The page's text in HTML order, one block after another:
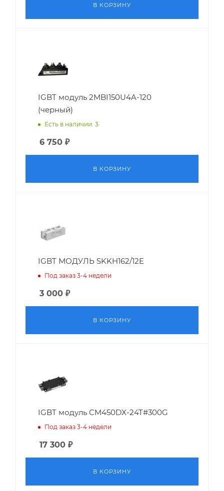
В КОРЗИНУ
IGBT модуль 2MBI150U4A-120
(черный)
Есть в наличии: 3
6 750 ₽
В КОРЗИНУ
IGBT МОДУЛЬ SKKH162/12E
Под заказ 3-4 недели
3 000 ₽
В КОРЗИНУ
IGBT модуль CM450DX-24T#300G
Под заказ 3-4 недели
17 300 ₽
В КОРЗИНУ